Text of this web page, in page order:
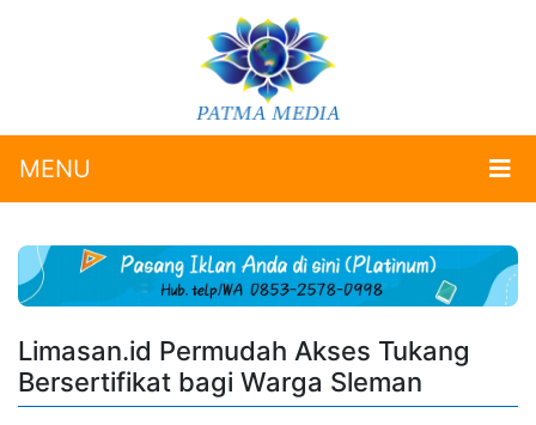
MENU
Limasan.id Permudah Akses Tukang
Bersertifikat bagi Warga Sleman